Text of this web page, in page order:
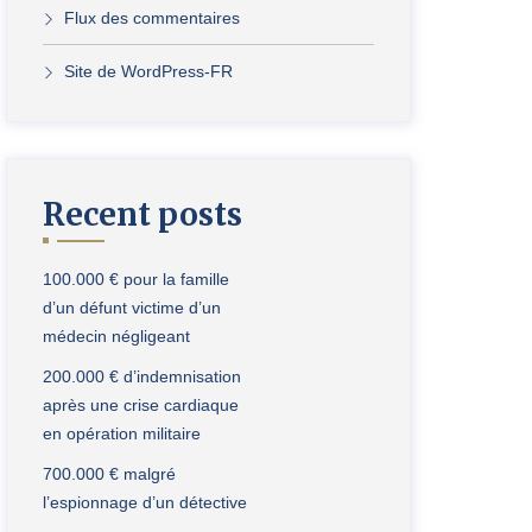
Flux des commentaires
Site de WordPress-FR
Recent posts
100.000 € pour la famille
d’un défunt victime d’un
médecin négligeant
200.000 € d’indemnisation
après une crise cardiaque
en opération militaire
700.000 € malgré
l’espionnage d’un détective